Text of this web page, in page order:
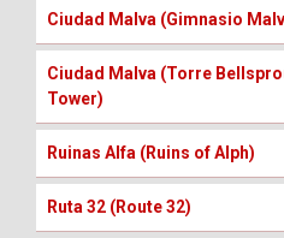
Ciudad Malva (Gimnasio
Ciudad Malva (Torre
Tower)
Ruinas Alfa (Ruins of Alph)
Ruta 32 (Route 32)